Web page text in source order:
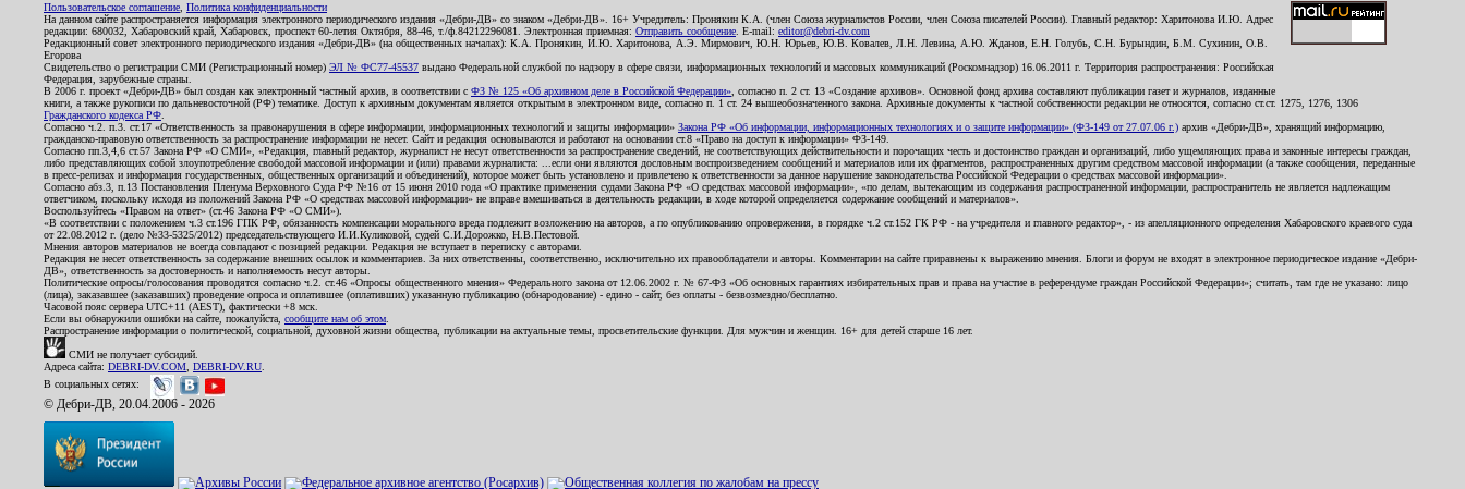
Пользовательское соглашение Политика конфиденциальности
На данном сайте распространяется информация электронного периодического издания «Дебри-ДВ» со знаком «Дебри-ДВ». 16+ Учредитель: Пронякин К.А. (член Союза журналистов России, член Союза писателей России). Главный редактор: Харитонова И.Ю. Адрес
редакции: 680032, Хабаровский край, Хабаровск, проспект 60-летия Октября, 88-46, т./ф.84212296081. Электронная приемная: Отправить сообщение . E-mail: editor@debri-dv.com
Редакционный совет электронного периодического издания «Дебри-ДВ» (на общественных началах): К.А. Пронякин, И.Ю. Харитонова, А.Э. Мирмович, Ю.Н. Юрьев, Ю.В. Ковалев, Л.Н. Левина, А.Ю. Жданов, Е.Н. Голубь, С.Н. Бурындин, Б.М. Сухинин, О.В.
Егорова
Свидетельство о регистрации СМИ (Регистрационный номер) ЭЛ № ФС77-45537 выдано Федеральной службой по надзору в сфере связи, информационных технологий и массовых коммуникаций (Роскомнадзор) 16.06.2011 г. Территория распространения: Российская
Федерация, зарубежные страны.
В 2006 г. проект «Дебри-ДВ» был создан как электронный частный архив, в соответствии с ФЗ № 125 «Об архивном деле в Российской Федерации» , согласно п. 2 ст. 13 «Создание архивов». Основной фонд архива составляют публикации газет и журналов, изданные
книги, а также рукописи по дальневосточной (РФ) тематике. Доступ к архивным документам является открытым в электронном виде, согласно п. 1 ст. 24 вышеобозначенного закона. Архивные документы к частной собственности редакции не относятся, согласно ст.ст. 1275, 1276, 1306
Гражданского кодекса РФ
Согласно ч.2. п.3. ст.17 «Ответственность за правонарушения в сфере информации, информационных технологий и защиты информации» Закона РФ «Об информации, информационных технологиях и о защите информации» (ФЗ-149 от 27.07.06 г.) архив «Дебри-ДВ», хранящий информацию,
гражданско-правовую ответственность за распространение информации не несет. Сайт и редакция основываются и работают на основании ст.8 «Право на доступ к информации» ФЗ-149.
Согласно пп.3,4,6 ст.57 Закона РФ «О СМИ», «Редакция, главный редактор, журналист не несут ответственности за распространение сведений, не соответствующих действительности и порочащих честь и достоинство граждан и организаций, либо ущемляющих права и законные интересы граждан,
либо представляющих собой злоупотребление свободой массовой информации и (или) правами журналиста: ...если они являются дословным воспроизведением сообщений и материалов или их фрагментов, распространенных другим средством массовой информации (а также сообщения, переданные
в пресс-релизах и информация государственных, общественных организаций и объединений), которое может быть установлено и привлечено к ответственности за данное нарушение законодательства Российской Федерации о средствах массовой информации».
Согласно абз.3, п.13 Постановления Пленума Верховного Суда РФ №16 от 15 июня 2010 года «О практике применения судами Закона РФ «О средствах массовой информации», «по делам, вытекающим из содержания распространенной информации, распространитель не является надлежащим
ответчиком, поскольку исходя из положений Закона РФ «О средствах массовой информации» не вправе вмешиваться в деятельность редакции, в ходе которой определяется содержание сообщений и материалов».
Воспользуйтесь «Правом на ответ» (ст.46 Закона РФ «О СМИ»).
«В соответствии с положением ч.3 ст.196 ГПК РФ, обязанность компенсации морального вреда подлежит возложению на авторов, а по опубликованию опровержения, в порядке ч.2 ст.152 ГК РФ - на учредителя и главного редактор», - из апелляционного определения Хабаровского краевого суда
от 22.08.2012 г. (дело №33-5325/2012) председательствующего И.И.Куликовой, судей С.И.Дорожко, Н.В.Пестовой.
Мнения авторов материалов не всегда совпадают с позицией редакции. Редакция не вступает в переписку с авторами.
Редакция не несет ответственность за содержание внешних ссылок и комментариев. За них ответственны, соответственно, исключительно их правообладатели и авторы. Комментарии на сайте приравнены к выражению мнения. Блоги и форум не входят в электронное периодическое издание «Дебри-
ДВ», ответственность за достоверность и наполняемость несут авторы.
Политические опросы/голосования проводятся согласно ч.2. ст.46 «Опросы общественного мнения» Федерального закона от 12.06.2002 г. № 67-ФЗ «Об основных гарантиях избирательных прав и права на участие в референдуме граждан Российской Федерации»; считать, там где не указано: лицо
(лица), заказавшее (заказавших) проведение опроса и оплатившее (оплативших) указанную публикацию (обнародование) - едино - сайт, без оплаты - безвозмездно/бесплатно.
Часовой пояс сервера UTC+11 (AEST), фактически +8 мск.
Если вы обнаружили ошибки на сайте, пожалуйста, сообщите нам об этом
Распространение информации о политической, социальной, духовной жизни общества, публикации на актуальные темы, просветительские функции. Для мужчин и женщин. 16+ для детей старше 16 лет.
СМИ не получает субсидий.
Адреса сайта: DEBRI-DV.COM DEBRI-DV.RU
В социальных сетях:
© Дебри-ДВ, 20.04.2006 - 2026